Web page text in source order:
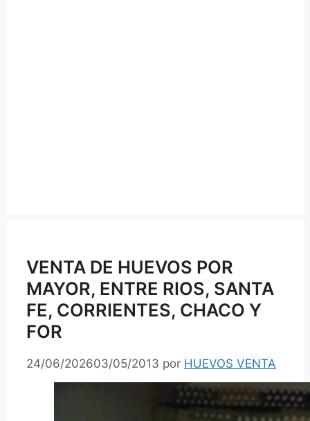
VENTA DE HUEVOS POR
MAYOR, ENTRE RIOS, SANTA
FE, CORRIENTES, CHACO Y
FOR
24/06/202603/05/2013 por HUEVOS VENTA